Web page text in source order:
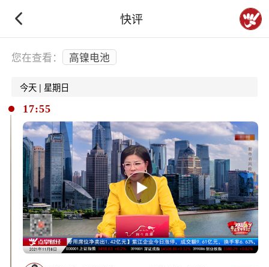
快评
下拉刷新
您在查看： 高镍电池
今天 | 星期日
17:55